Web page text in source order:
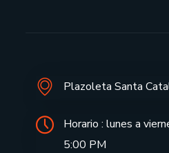
Plazoleta Santa
Horario : lunes a
5:00 PM